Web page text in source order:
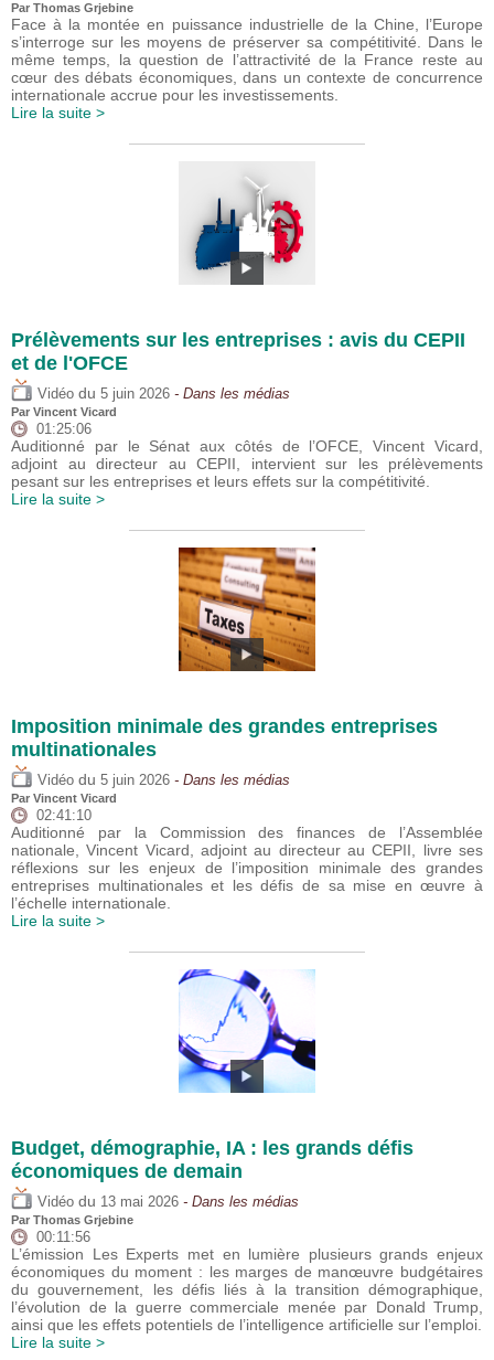
Par Thomas Grjebine
Face à la montée en puissance industrielle de la Chine, l’Europe
s’interroge sur les moyens de préserver sa compétitivité. Dans le
même temps, la question de l’attractivité de la France reste au
cœur des débats économiques, dans un contexte de concurrence
internationale accrue pour les investissements.
Lire la suite >
Prélèvements sur les entreprises : avis du CEPII
et de l'OFCE
Vidéo du 5 juin 2026 - Dans les médias
Par Vincent Vicard
01:25:06
Auditionné par le Sénat aux côtés de l’OFCE, Vincent Vicard,
adjoint au directeur au CEPII, intervient sur les prélèvements
pesant sur les entreprises et leurs effets sur la compétitivité.
Lire la suite >
Imposition minimale des grandes entreprises
multinationales
Vidéo du 5 juin 2026 - Dans les médias
Par Vincent Vicard
02:41:10
Auditionné par la Commission des finances de l’Assemblée
nationale, Vincent Vicard, adjoint au directeur au CEPII, livre ses
réflexions sur les enjeux de l’imposition minimale des grandes
entreprises multinationales et les défis de sa mise en œuvre à
l’échelle internationale.
Lire la suite >
Budget, démographie, IA : les grands défis
économiques de demain
Vidéo du 13 mai 2026 - Dans les médias
Par Thomas Grjebine
00:11:56
L’émission Les Experts met en lumière plusieurs grands enjeux
économiques du moment : les marges de manœuvre budgétaires
du gouvernement, les défis liés à la transition démographique,
l’évolution de la guerre commerciale menée par Donald Trump,
ainsi que les effets potentiels de l’intelligence artificielle sur l’emploi.
Lire la suite >